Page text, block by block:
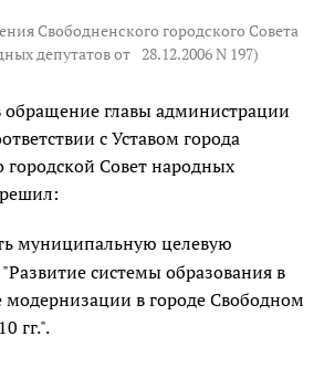
Свободненского городского Совета
депутатов от 28.12.2006 N 197)
обращение главы администрации
с Уставом города
городской Совет народных
муниципальную целевую
системы образования в
модернизации в городе Свободном
гг.".